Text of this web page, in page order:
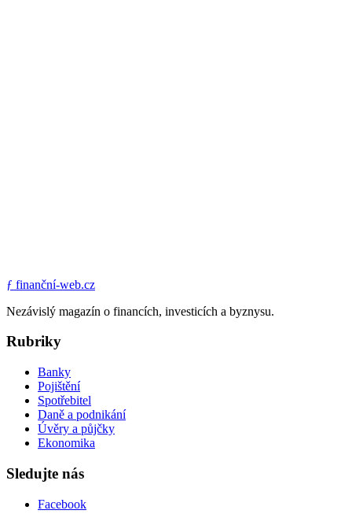
ƒ finanční-web.cz
Nezávislý magazín o financích, investicích a byznysu.
Rubriky
Banky
Pojištění
Spotřebitel
Daně a podnikání
Úvěry a půjčky
Ekonomika
Sledujte nás
Facebook